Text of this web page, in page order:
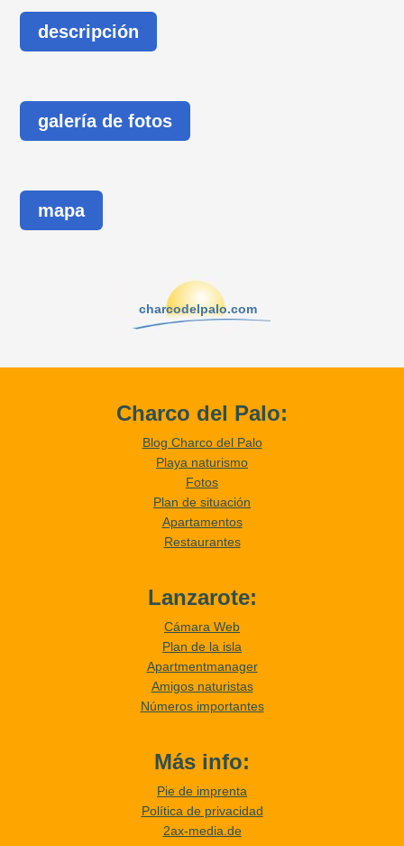
descripción
galería de fotos
mapa
charcodelpalo.com
Charco del Palo:
Blog Charco del Palo
Playa naturismo
Fotos
Plan de situación
Apartamentos
Restaurantes
Lanzarote:
Cámara Web
Plan de la isla
Apartmentmanager
Amigos naturistas
Números importantes
Más info:
Pie de imprenta
Política de privacidad
2ax-media.de